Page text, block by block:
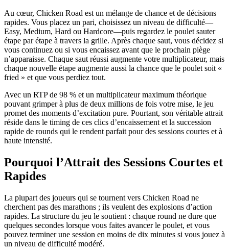
Au cœur, Chicken Road est un mélange de chance et de décisions
rapides. Vous placez un pari, choisissez un niveau de difficulté—
Easy, Medium, Hard ou Hardcore—puis regardez le poulet sauter
étape par étape à travers la grille. Après chaque saut, vous décidez si
vous continuez ou si vous encaissez avant que le prochain piège
n’apparaisse. Chaque saut réussi augmente votre multiplicateur, mais
chaque nouvelle étape augmente aussi la chance que le poulet soit «
fried » et que vous perdiez tout.
Avec un RTP de 98 % et un multiplicateur maximum théorique
pouvant grimper à plus de deux millions de fois votre mise, le jeu
promet des moments d’excitation pure. Pourtant, son véritable attrait
réside dans le timing de ces clics d’encaissement et la succession
rapide de rounds qui le rendent parfait pour des sessions courtes et à
haute intensité.
Pourquoi l’Attrait des Sessions Courtes et
Rapides
La plupart des joueurs qui se tournent vers Chicken Road ne
cherchent pas des marathons ; ils veulent des explosions d’action
rapides. La structure du jeu le soutient : chaque round ne dure que
quelques secondes lorsque vous faites avancer le poulet, et vous
pouvez terminer une session en moins de dix minutes si vous jouez à
un niveau de difficulté modéré.